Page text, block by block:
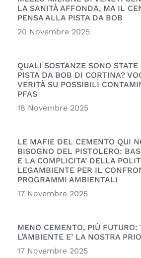
LA SANITÀ AFFONDA, MA IL
PENSA ALLA PISTA DA BOB
20 Novembre 2025
QUALI SOSTANZE SONO STATE
PISTA DA BOB DI CORTINA?
VERITÀ SU POSSIBILI
PFAS
18 Novembre 2025
LE MAFIE DEL CEMENTO QUI
BISOGNO DEL PISTOLERO:
E LA COMPLICITA’ DELLA
LEGAMBIENTE PER IL
PROGRAMMI AMBIENTALI
17 Novembre 2025
MENO CEMENTO, PIÙ FUTURO:
L’AMBIENTE E’ LA NOSTRA
17 Novembre 2025